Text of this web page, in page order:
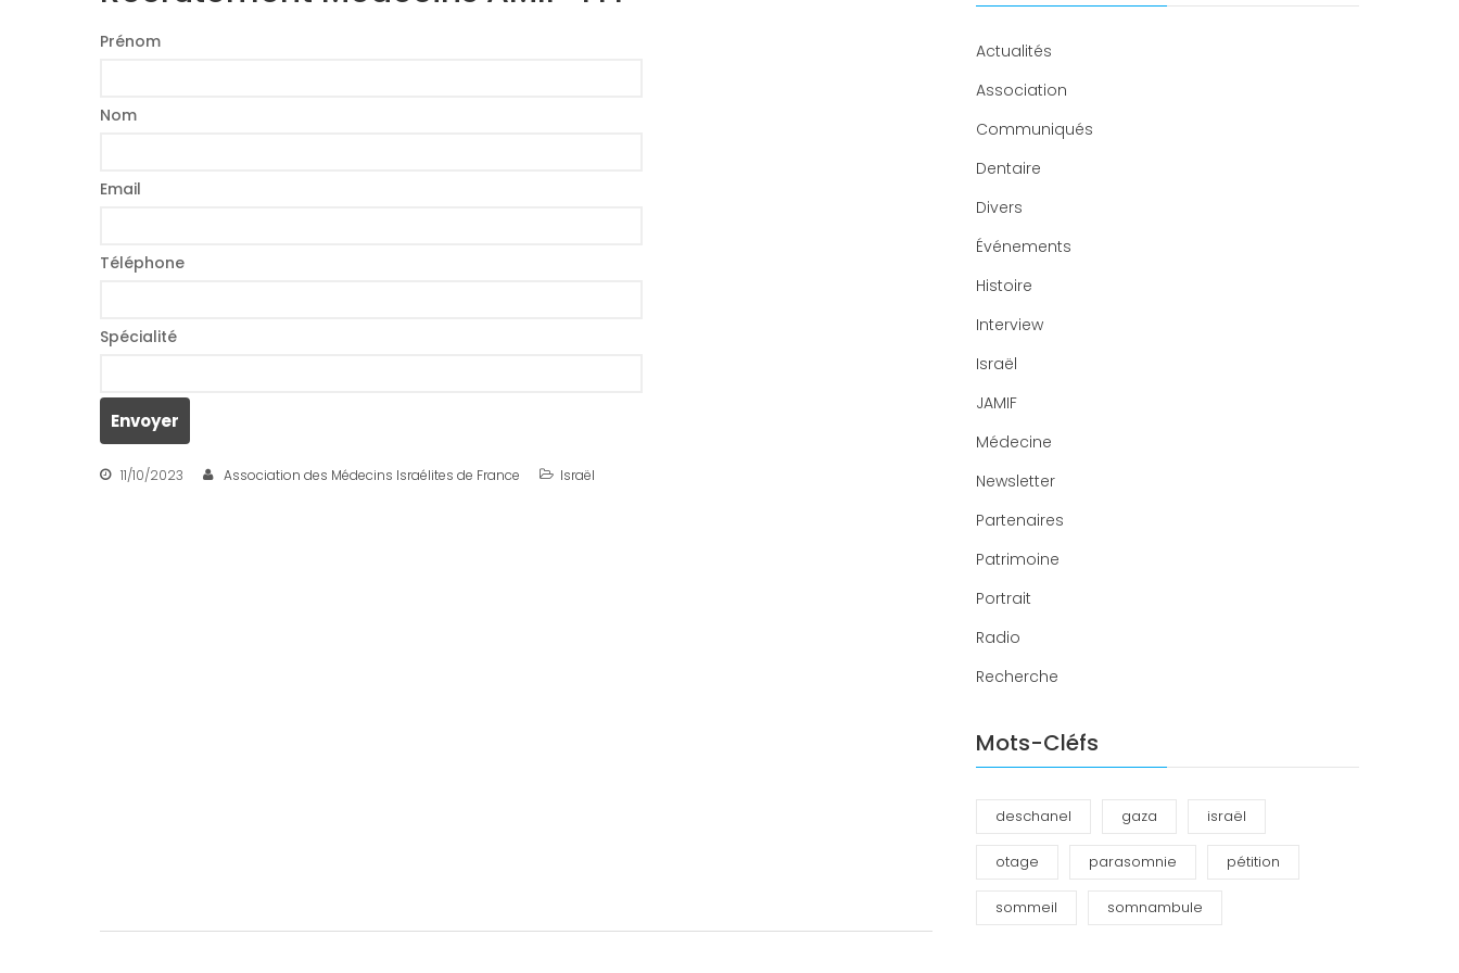
Congrès 2020
Prénom
Nom
Email
Téléphone
Spécialité
11/10/2023 Association des Médecins Israélites de France Israël
Actualités
Association
Communiqués
Dentaire
Divers
Événements
Histoire
Interview
Israël
JAMIF
Médecine
Newsletter
Partenaires
Patrimoine
Portrait
Radio
Recherche
Mots-Cléfs
deschanel gaza israël
otage parasomnie pétition
sommeil somnambule